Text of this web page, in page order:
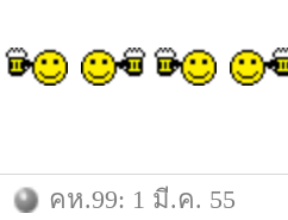
คห.99: 1 มี.ค. 55